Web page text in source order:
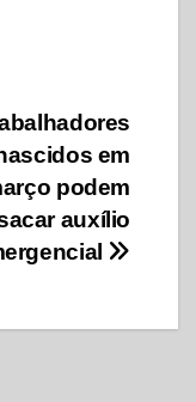
em
podem
auxílio